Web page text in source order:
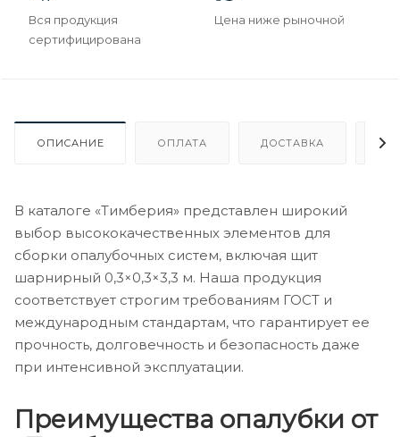
Вся продукция
сертифицирована
Цена ниже рыночной
ОПИСАНИЕ ОПЛАТА ДОСТАВКА
В каталоге «Тимберия» представлен широкий
выбор высококачественных элементов для
сборки опалубочных систем, включая щит
шарнирный 0,3×0,3×3,3 м. Наша продукция
соответствует строгим требованиям ГОСТ и
международным стандартам, что гарантирует ее
прочность, долговечность и безопасность даже
при интенсивной эксплуатации.
Преимущества опалубки от